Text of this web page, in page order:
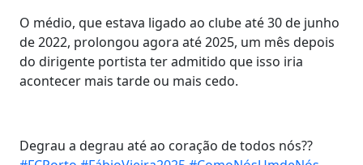
O médio, que estava ligado ao clube até 30 de junho
de 2022, prolongou agora até 2025, um mês depois
do dirigente portista ter admitido que isso iria
acontecer mais tarde ou mais cedo.
Degrau a degrau até ao coração de todos nós??